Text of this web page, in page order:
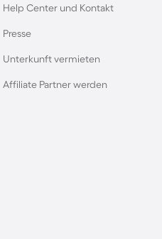
Help Center und Kontakt
Presse
Unterkunft vermieten
Affiliate Partner werden